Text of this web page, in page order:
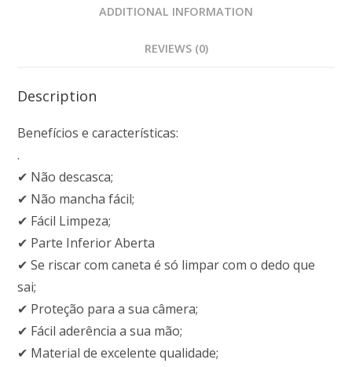
ADDITIONAL INFORMATION
REVIEWS (0)
Description
Benefícios e características:
.
✔ Não descasca;
✔ Não mancha fácil;
✔ Fácil Limpeza;
✔ Parte Inferior Aberta
✔ Se riscar com caneta é só limpar com o dedo que
sai;
✔ Proteção para a sua câmera;
✔ Fácil aderência a sua mão;
✔ Material de excelente qualidade;